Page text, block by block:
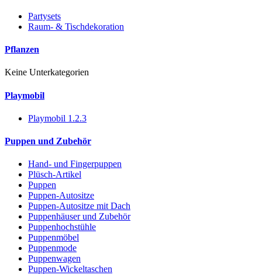
Partysets
Raum- & Tischdekoration
Pflanzen
Keine Unterkategorien
Playmobil
Playmobil 1.2.3
Puppen und Zubehör
Hand- und Fingerpuppen
Plüsch-Artikel
Puppen
Puppen-Autositze
Puppen-Autositze mit Dach
Puppenhäuser und Zubehör
Puppenhochstühle
Puppenmöbel
Puppenmode
Puppenwagen
Puppen-Wickeltaschen